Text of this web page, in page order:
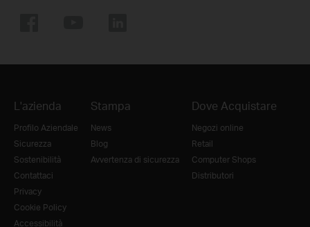
L'azienda
Profilo Aziendale
Sicurezza
Sostenibilità
Contattaci
Privacy
Cookie Policy
Accessibilità
Stampa
News
Blog
Avvertenza di sicurezza
Dove Acquistare
Negozi online
Retail
Computer Shops
Distributori